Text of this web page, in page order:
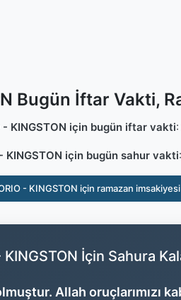
Bugün İftar Vakti,
- KINGSTON için bugün iftar vakti:
KINGSTON için bugün sahur vakti:
- KINGSTON için ramazan imsakiyesi
KINGSTON İçin Sahura
Allah oruçlarımızı